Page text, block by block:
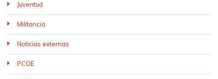
Juventud
Militancia
Noticias externas
PCOE